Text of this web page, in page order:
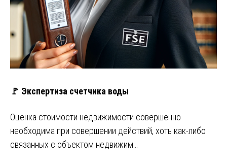
🚩 Экспертиза счетчика воды
Оценка стоимости недвижимости совершенно
необходима при совершении действий, хоть как-либо
связанных с объектом недвижим…